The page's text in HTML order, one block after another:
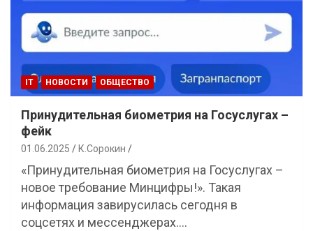
IT НОВОСТИ ОБЩЕСТВО
Принудительная биометрия на Госуслугах –
фейк
01.06.2025 К.Сорокин
«Принудительная биометрия на Госуслугах –
новое требование Минцифры!». Такая
информация завирусилась сегодня в
соцсетях и мессенджерах.…